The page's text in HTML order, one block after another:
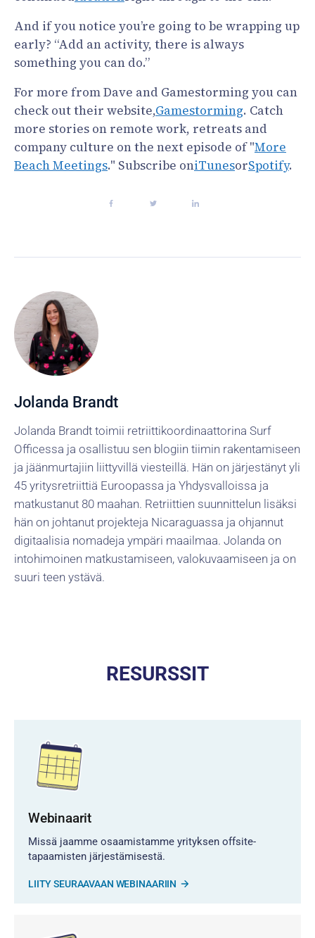
And if you notice you’re going to be wrapping up
early? “Add an activity, there is always
something you can do.”
For more from Dave and Gamestorming you can
check out their website,Gamestorming. Catch
more stories on remote work, retreats and
company culture on the next episode of "More
Beach Meetings." Subscribe oniTunesorSpotify.
Jolanda Brandt
Jolanda Brandt toimii retriittikoordinaattorina Surf
Officessa ja osallistuu sen blogiin tiimin rakentamiseen
ja jäänmurtajiin liittyvillä viesteillä. Hän on järjestänyt yli
45 yritysretriittiä Euroopassa ja Yhdysvalloissa ja
matkustanut 80 maahan. Retriittien suunnittelun lisäksi
hän on johtanut projekteja Nicaraguassa ja ohjannut
digitaalisia nomadeja ympäri maailmaa. Jolanda on
intohimoinen matkustamiseen, valokuvaamiseen ja on
suuri teen ystävä.
RESURSSIT
Webinaarit
Missä jaamme osaamistamme yrityksen offsite-
tapaamisten järjestämisestä.
LIITY SEURAAVAAN WEBINAARIIN